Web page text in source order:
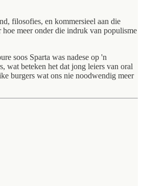
filosofies, en kommersieel aan die
meer onder die indruk van populisme
soos Sparta was nadese op 'n
wat beteken het dat jong leiers van oral
burgers wat ons nie noodwendig meer